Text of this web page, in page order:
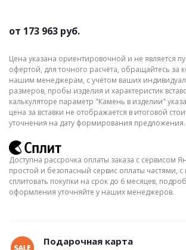
от 173 963 руб.
Цена указана ориентировочной и не является
офертой, для точного расчёта, обращайтесь за
нашим менеджерам, с учётом ваших
размеров, пробы изделия и характеристик
калькуляторе параметр "Камень в изделии"
цена за вставки не отображается в итоговой
уточнения на дату формирования предложения.
Доступна рассрочка оплаты заказа с сервисом
простой и безопасный сервис оплаты частями,
сплитовать покупки на срок до 6 месяцев,
оформления уточняйте у наших менеджеров.
Подарочная карта